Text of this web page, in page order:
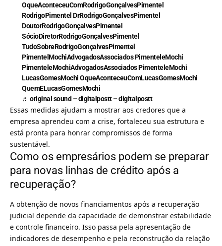
OqueAconteceuComRodrigoGonçalvesPimentel
RodrigoPimentel DrRodrigoGonçalvesPimentel
DoutorRodrigoGonçalvesPimentel
SócioDiretorRodrigoGonçalvesPimentel
TudoSobreRodrigoGonçalvesPimentel
PimentelMochiAdvogadosAssociados PimenteleMochi
PimenteleMochiAdvogadosAssociados PimenteleMochi
LucasGomesMochi OqueAconteceuComLucasGomesMochi
QuemELucasGomesMochi
♬ original sound – digitalpostt – digitalpostt
Essas medidas ajudam a mostrar aos credores que a
empresa aprendeu com a crise, fortaleceu sua estrutura e
está pronta para honrar compromissos de forma
sustentável.
Como os empresários podem se preparar
para novas linhas de crédito após a
recuperação?
A obtenção de novos financiamentos após a recuperação
judicial depende da capacidade de demonstrar estabilidade
e controle financeiro. Isso passa pela apresentação de
indicadores de desempenho e pela reconstrução da relação